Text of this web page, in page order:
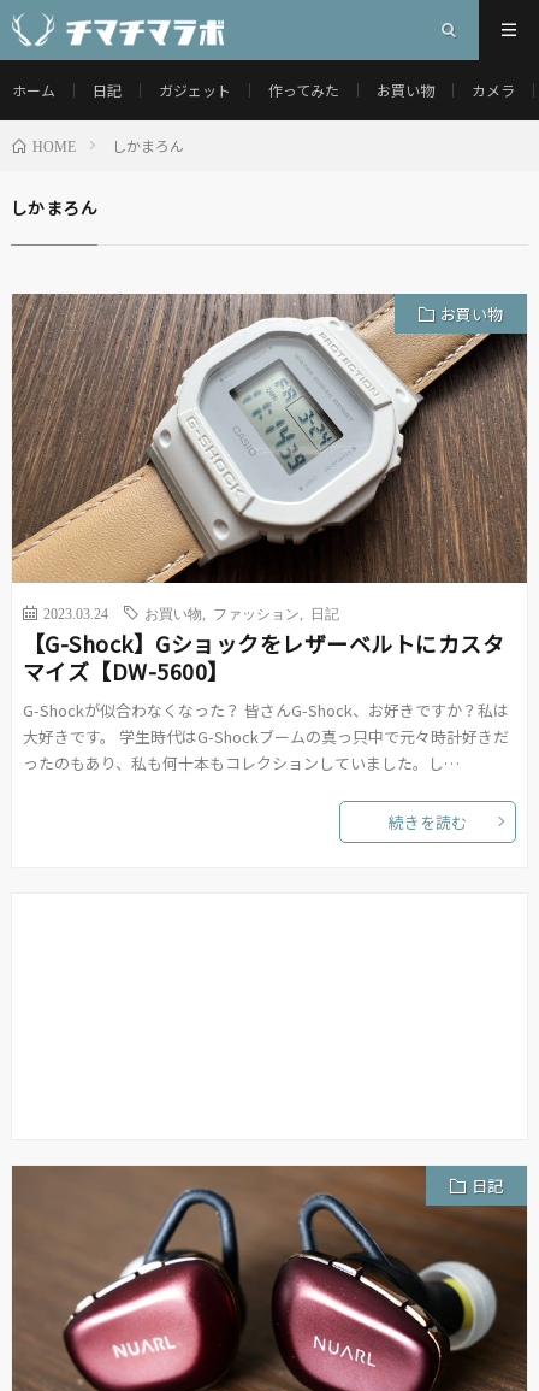
ホーム 日記 ガジェット 作ってみた お買い物 カメラ
HOME しかまろん
しかまろん
お買い物
2023.03.24 お買い物 ファッション 日記
【G-Shock】Gショックをレザーベルトにカスタ
マイズ【DW-5600】
G-Shockが似合わなくなった？ 皆さんG-Shock、お好きですか？私は
大好きです。 学生時代はG-Shockブームの真っ只中で元々時計好きだ
ったのもあり、私も何十本もコレクションしていました。し…
続きを読む
日記